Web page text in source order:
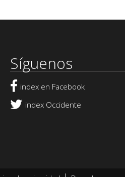
Síguenos
index en Facebook
index Occidente